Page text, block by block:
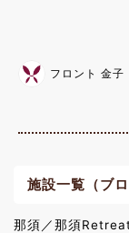
フロント 金
施設一覧（ブロ
那須／那須Retreat